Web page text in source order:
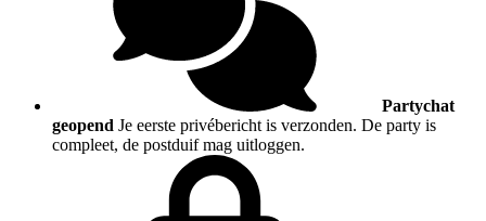
Partychat
geopend Je eerste privébericht is verzonden. De party is
compleet, de postduif mag uitloggen.